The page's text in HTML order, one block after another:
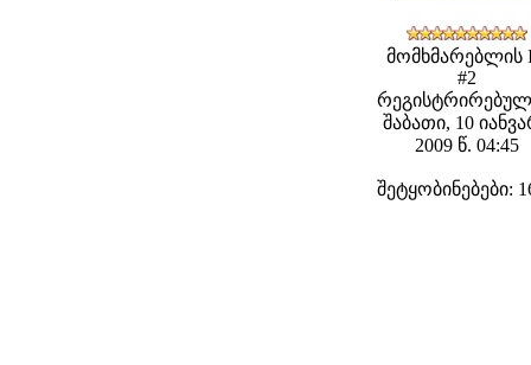
მომხმარებლის
#2
შაბათი, 10
2009 წ. 04:45
შეტყობინებები: